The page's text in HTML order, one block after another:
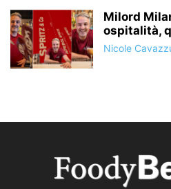
Milord
ospitalità,
Nicole